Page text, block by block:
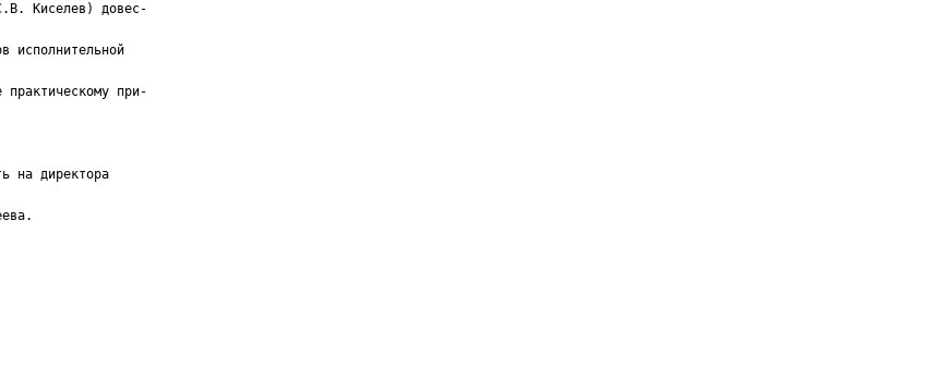
Киселев) довес-
исполнительной
практическому при-
на директора